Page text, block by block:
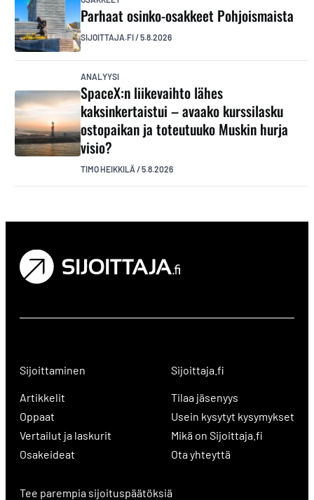
Parhaat osinko-osakkeet Pohjoismaista
SIJOITTAJA.FI/5.8.2026
ANALYYSI
SpaceX:n liikevaihto lähes
kaksinkertaistui – avaako kurssilasku
ostopaikan ja toteutuuko Muskin hurja
visio?
TIMO HEIKKILÄ /5.8.2026
Sijoittaminen
Artikkelit
Oppaat
Vertailut ja laskurit
Osakeideat
Sijoittaja.fi
Tilaa jäsenyys
Usein kysytyt kysymykset
Mikä on Sijoittaja.fi
Ota yhteyttä
Tee parempia sijoituspäätöksiä